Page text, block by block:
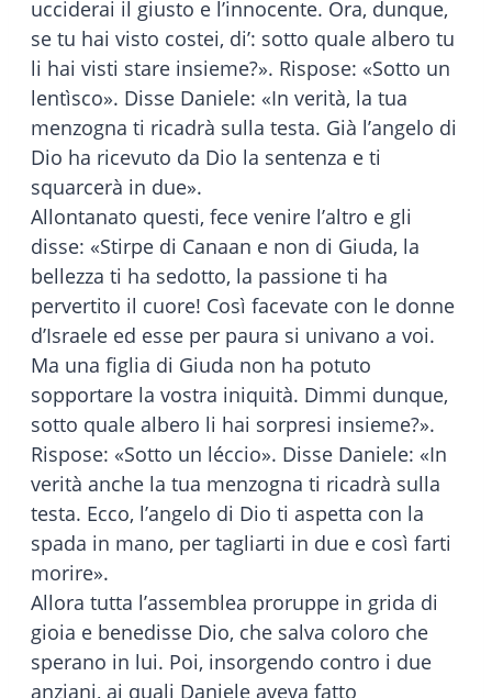
ucciderai il giusto e l’innocente. Ora, dunque,
se tu hai visto costei, di’: sotto quale albero tu
li hai visti stare insieme?». Rispose: «Sotto un
lentìsco». Disse Daniele: «In verità, la tua
menzogna ti ricadrà sulla testa. Già l’angelo di
Dio ha ricevuto da Dio la sentenza e ti
squarcerà in due».
Allontanato questi, fece venire l’altro e gli
disse: «Stirpe di Canaan e non di Giuda, la
bellezza ti ha sedotto, la passione ti ha
pervertito il cuore! Così facevate con le donne
d’Israele ed esse per paura si univano a voi.
Ma una figlia di Giuda non ha potuto
sopportare la vostra iniquità. Dimmi dunque,
sotto quale albero li hai sorpresi insieme?».
Rispose: «Sotto un léccio». Disse Daniele: «In
verità anche la tua menzogna ti ricadrà sulla
testa. Ecco, l’angelo di Dio ti aspetta con la
spada in mano, per tagliarti in due e così farti
morire».
Allora tutta l’assemblea proruppe in grida di
gioia e benedisse Dio, che salva coloro che
sperano in lui. Poi, insorgendo contro i due
anziani, ai quali Daniele aveva fatto